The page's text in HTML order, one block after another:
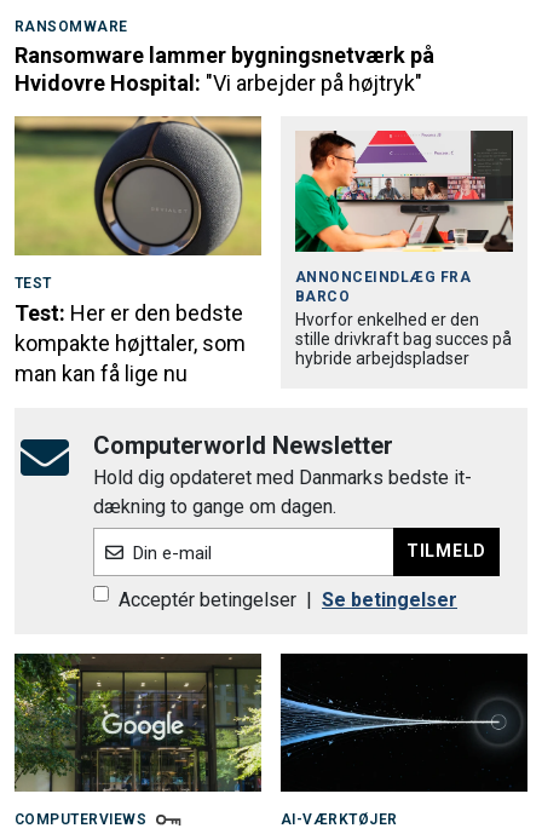
RANSOMWARE
Ransomware lammer bygningsnetværk på
Hvidovre Hospital: "Vi arbejder på højtryk"
TEST
Test: Her er den bedste
kompakte højttaler, som
man kan få lige nu
ANNONCEINDLÆG FRA
BARCO
Hvorfor enkelhed er den
stille drivkraft bag succes på
hybride arbejdspladser
Computerworld Newsletter
Hold dig opdateret med Danmarks bedste it-
dækning to gange om dagen.
Din e-mail TILMELD
Acceptér betingelser | Se betingelser
COMPUTERVIEWS AI-VÆRKTØJER